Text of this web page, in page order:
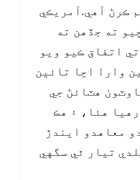
ڪرڻ آهي.آمريڪي
ته جڏهن ته
اتفاق ڪيو ويو
وارا اڃا تائين
هٽائڻ جي
هئا، ۽ هڪ
معاهدو ايندڙ
تيار ٿي سگهي